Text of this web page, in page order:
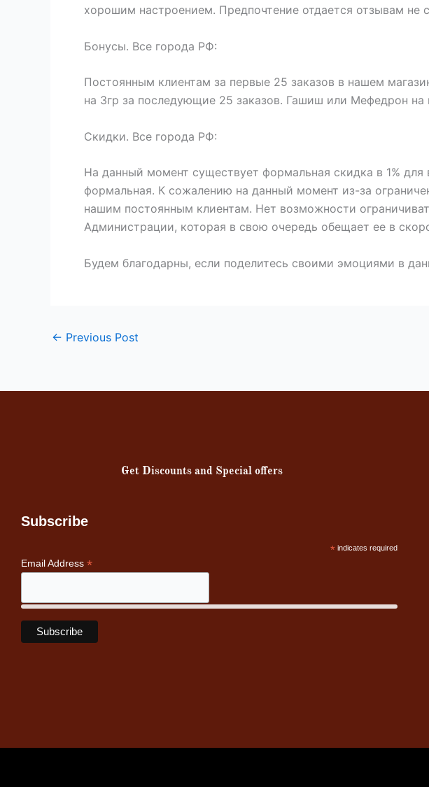
хорошим настроением. Предпочтение отдается отзывам не
Бонусы. Все города РФ:
Постоянным клиентам за первые 25 заказов в нашем
на 3гр за последующие 25 заказов. Гашиш или Мефедрон на
Скидки. Все города РФ:
На данный момент существует формальная скидка в 1%
формальная. К сожалению на данный момент из-за
нашим постоянным клиентам. Нет возможности
Администрации, которая в свою очередь обещает ее в
Будем благодарны, если поделитесь своими эмоциями в
← Previous Post
Get Discounts and Special offers
Subscribe
* indicates required
Email Address *